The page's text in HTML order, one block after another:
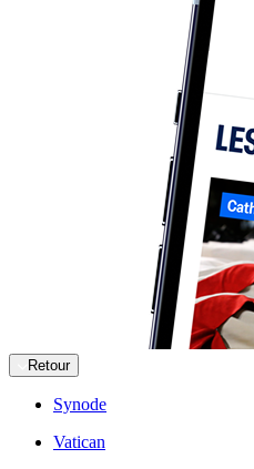
Retour
Synode
Vatican